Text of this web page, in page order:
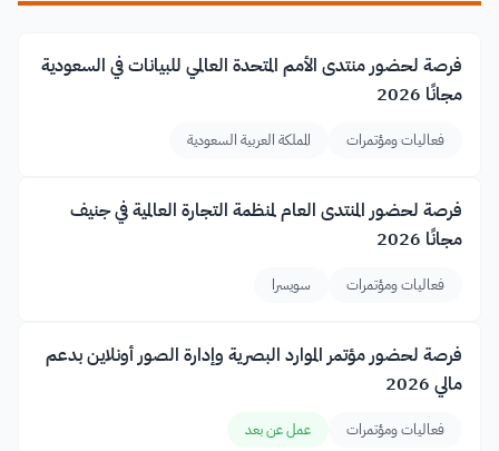
فرصة لحضور منتدى الأمم المتحدة العالمي للبيانات في السعودية
مجانًا 2026
فعاليات ومؤتمرات المملكة العربية السعودية
فرصة لحضور المنتدى العام لمنظمة التجارة العالمية في جنيف
مجانًا 2026
فعاليات ومؤتمرات سويسرا
فرصة لحضور مؤتمر الموارد البصرية وإدارة الصور أونلاين بدعم
مالي 2026
فعاليات ومؤتمرات عمل عن بعد